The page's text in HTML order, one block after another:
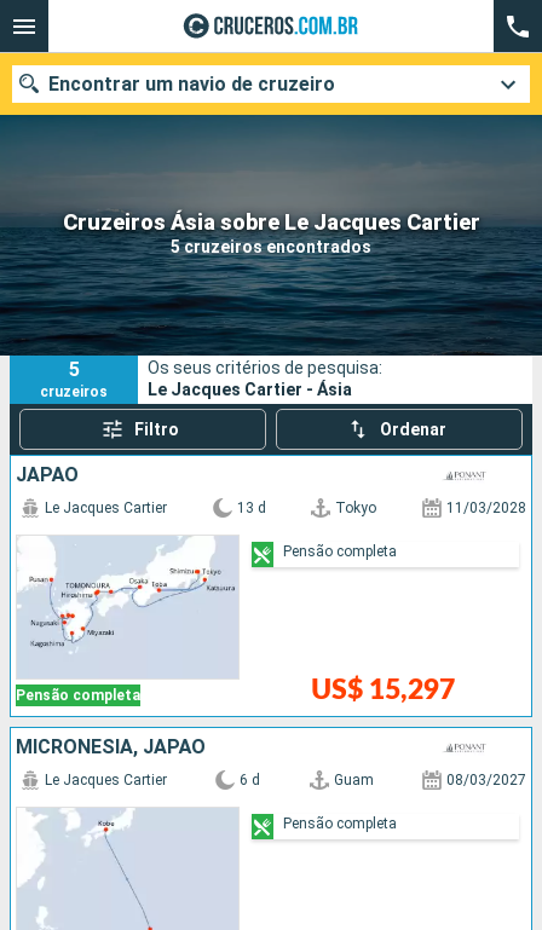
Cruzeiros Ásia sobre Le Jacques Cartier
5 cruzeiros encontrados
Encontrar um navio de cruzeiro
Quando ir?
Data de partida
Cidades Companhias
Pesquisar
5
cruzeiros
Os seus critérios de pesquisa:
Le Jacques Cartier - Ásia
Filtro Ordenar
JAPÃO
Pensão completa
Le Jacques Cartier 13 d Tokyo 11/03/2028
US$ 15,297
Pensão completa
MICRONÉSIA, JAPÃO
Le Jacques Cartier 6 d Guam 08/03/2027
Pensão completa